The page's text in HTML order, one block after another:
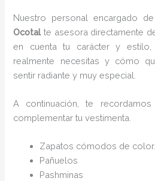
Nuestro personal encargado
Ocotalte asesora directamente
en cuenta tu carácter y
realmente necesitas y cómo
sentir radiante y muy especial.
A continuación, te
complementar tu vestimenta.
Zapatos cómodos de color.
Pañuelos
Pashminas